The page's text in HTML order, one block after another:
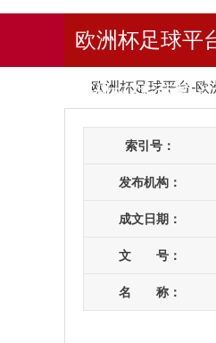
欧洲杯足球平
欧洲杯体育投
欧洲杯足球平台-欧
索引号：
发布机构：
成文日期：
文 号：
名 称：